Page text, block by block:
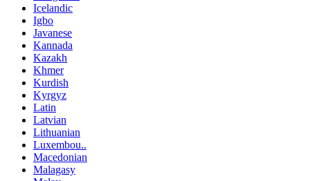
Icelandic
Igbo
Javanese
Kannada
Kazakh
Khmer
Kurdish
Kyrgyz
Latin
Latvian
Lithuanian
Luxembou..
Macedonian
Malagasy